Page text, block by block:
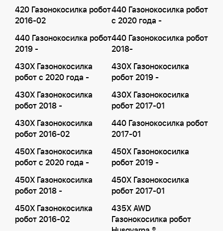
420 Газонокосилка робот
2016-02
440 Газонокосилка робот
с 2020 года -
440 Газонокосилка робот
2019 -
440 Газонокосилка робот
2018-
430X Газонокосилка
робот с 2020 года -
430X Газонокосилка
робот 2019 -
430X Газонокосилка
робот 2018 -
430X Газонокосилка
робот 2017-01
430X Газонокосилка
робот 2016-02
440 Газонокосилка робот
2017-01
450X Газонокосилка
робот с 2020 года -
450X Газонокосилка
робот 2019 -
450X Газонокосилка
робот 2018 -
450X Газонокосилка
робот 2017-01
450X Газонокосилка
робот 2016-02
435X AWD
Газонокосилка робот